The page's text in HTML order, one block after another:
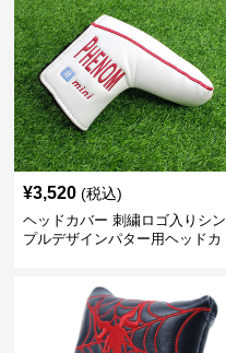
¥3,520 (税込)
ヘッドカバー 刺繍ロゴ入りシン
プルデザインパター用ヘッドカ